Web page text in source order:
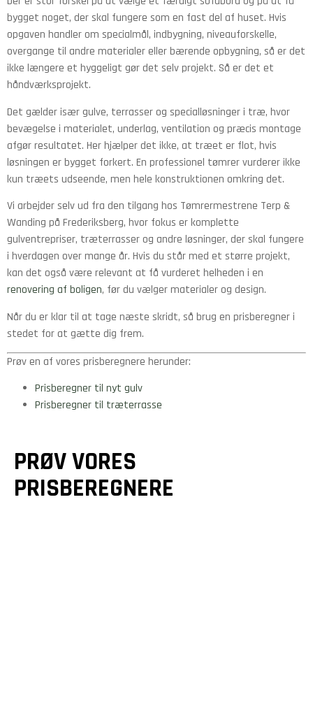
bygget noget, der skal fungere som en fast del af huset. Hvis
opgaven handler om specialmål, indbygning, niveauforskelle,
overgange til andre materialer eller bærende opbygning, så er det
ikke længere et hyggeligt gør det selv projekt. Så er det et
håndværksprojekt.
Det gælder især gulve, terrasser og specialløsninger i træ, hvor
bevægelse i materialet, underlag, ventilation og præcis montage
afgør resultatet. Her hjælper det ikke, at træet er flot, hvis
løsningen er bygget forkert. En professionel tømrer vurderer ikke
kun træets udseende, men hele konstruktionen omkring det.
Vi arbejder selv ud fra den tilgang hos Tømrermestrene Terp &
Wanding på Frederiksberg, hvor fokus er komplette
gulventrepriser, træterrasser og andre løsninger, der skal fungere
i hverdagen over mange år. Hvis du står med et større projekt,
kan det også være relevant at få vurderet helheden i en
renovering af boligen, før du vælger materialer og design.
Når du er klar til at tage næste skridt, så brug en prisberegner i
stedet for at gætte dig frem.
Prøv en af vores prisberegnere herunder:
Prisberegner til nyt gulv
Prisberegner til træterrasse
PRØV VORES
PRISBEREGNERE